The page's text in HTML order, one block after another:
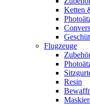
Ketten
Flugzeuge
Resin